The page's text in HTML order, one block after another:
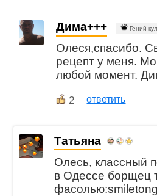
Дима+++ Гений
Олеся,спасибо.
рецепт у меня.
любой момент.
2 ответить
Татьяна
Олесь, классный
в Одессе борщец